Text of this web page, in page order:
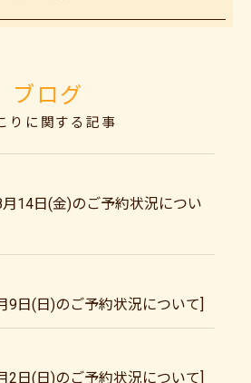
ブログ
りに関する記事
14日(金)のご予約状況につい
9日(日)のご予約状況について]
2日(日)のご予約状況について]